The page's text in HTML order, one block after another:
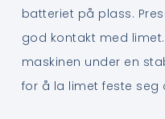
batteriet på plass.
god kontakt med
maskinen under en
for å la limet feste seg